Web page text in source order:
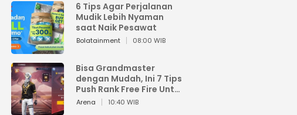
6 Tips Agar Perjalanan
Mudik Lebih Nyaman
saat Naik Pesawat
Bolatainment 08:00 WIB
Bisa Grandmaster
dengan Mudah, Ini 7 Tips
Push Rank Free Fire Untuk
Pemula
Arena 10:40 WIB